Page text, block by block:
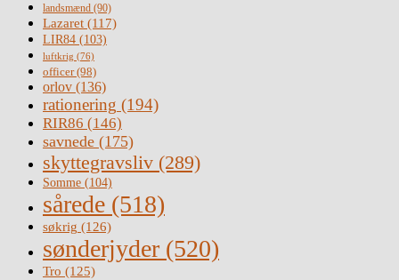
landsmænd (90)
Lazaret (117)
LIR84 (103)
luftkrig (76)
officer(98)
orlov (136)
rationering (194)
RIR86 (146)
savnede (175)
skyttegravsliv (289)
Somme (104)
sårede (518)
søkrig (126)
sønderjyder (520)
Tro (125)